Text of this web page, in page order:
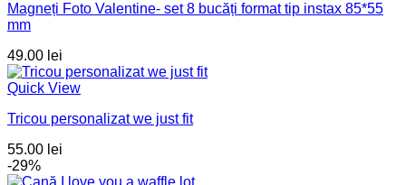
Magneți Foto Valentine- set 8 bucăți format tip instax 85*55
mm
49.00 lei
Quick View
Tricou personalizat we just fit
55.00 lei
-29%